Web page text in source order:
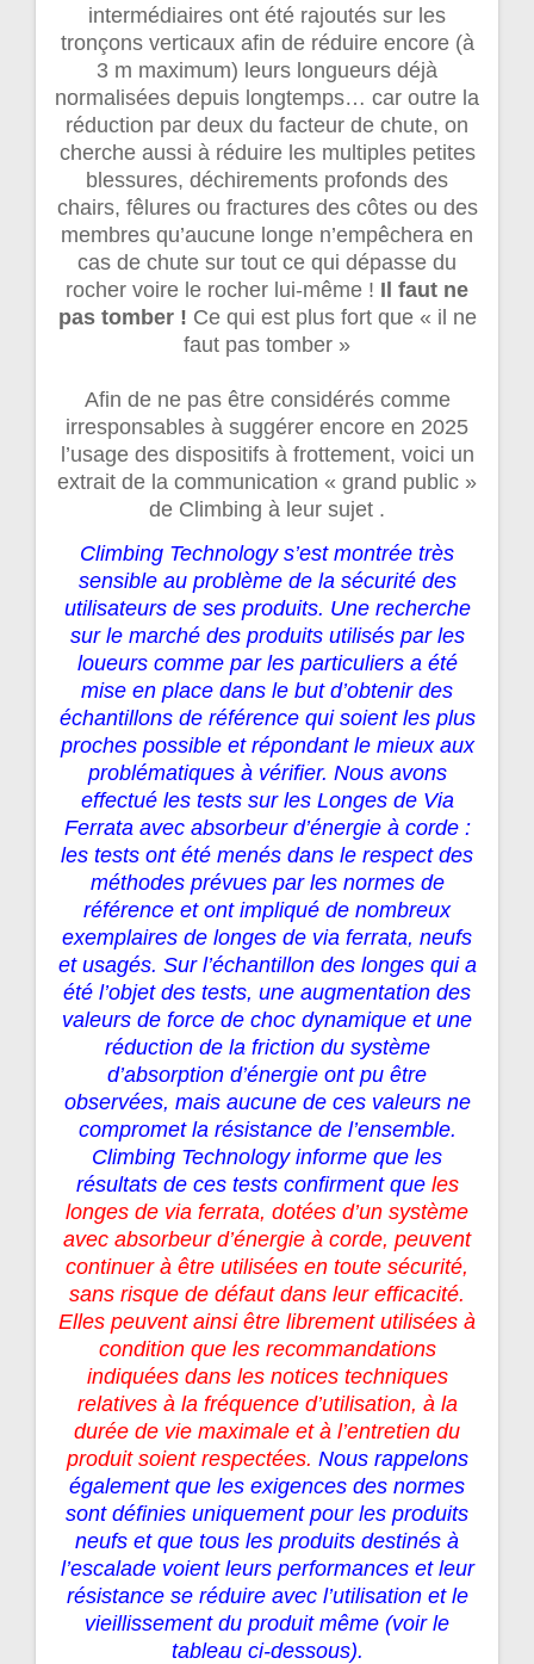
intermédiaires ont été rajoutés sur les
tronçons verticaux afin de réduire encore (à
3 m maximum) leurs longueurs déjà
normalisées depuis longtemps… car outre la
réduction par deux du facteur de chute, on
cherche aussi à réduire les multiples petites
blessures, déchirements profonds des
chairs, fêlures ou fractures des côtes ou des
membres qu’aucune longe n’empêchera en
cas de chute sur tout ce qui dépasse du
rocher voire le rocher lui-même ! Il faut ne
pas tomber ! Ce qui est plus fort que « il ne
faut pas tomber »
Afin de ne pas être considérés comme
irresponsables à suggérer encore en 2025
l’usage des dispositifs à frottement, voici un
extrait de la communication « grand public »
de Climbing à leur sujet .
Climbing Technology s’est montrée très
sensible au problème de la sécurité des
utilisateurs de ses produits. Une recherche
sur le marché des produits utilisés par les
loueurs comme par les particuliers a été
mise en place dans le but d’obtenir des
échantillons de référence qui soient les plus
proches possible et répondant le mieux aux
problématiques à vérifier. Nous avons
effectué les tests sur les Longes de Via
Ferrata avec absorbeur d’énergie à corde :
les tests ont été menés dans le respect des
méthodes prévues par les normes de
référence et ont impliqué de nombreux
exemplaires de longes de via ferrata, neufs
et usagés. Sur l’échantillon des longes qui a
été l’objet des tests, une augmentation des
valeurs de force de choc dynamique et une
réduction de la friction du système
d’absorption d’énergie ont pu être
observées, mais aucune de ces valeurs ne
compromet la résistance de l’ensemble.
Climbing Technology informe que les
résultats de ces tests confirment que les
longes de via ferrata, dotées d’un système
avec absorbeur d’énergie à corde, peuvent
continuer à être utilisées en toute sécurité,
sans risque de défaut dans leur efficacité.
Elles peuvent ainsi être librement utilisées à
condition que les recommandations
indiquées dans les notices techniques
relatives à la fréquence d’utilisation, à la
durée de vie maximale et à l’entretien du
produit soient respectées. Nous rappelons
également que les exigences des normes
sont définies uniquement pour les produits
neufs et que tous les produits destinés à
l’escalade voient leurs performances et leur
résistance se réduire avec l’utilisation et le
vieillissement du produit même (voir le
tableau ci-dessous).